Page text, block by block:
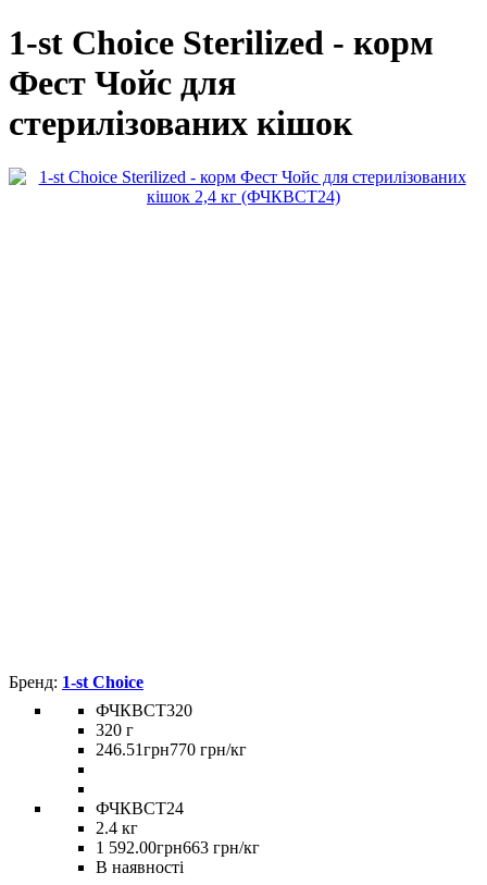
1-st Choice Sterilized - корм
Фест Чойс для
стерилізованих кішок
1-st Choice
ФЧКВСТ320
320 г
246.51грн770 грн/кг
ФЧКВСТ24
2.4 кг
1 592.00грн663 грн/кг
В наявності